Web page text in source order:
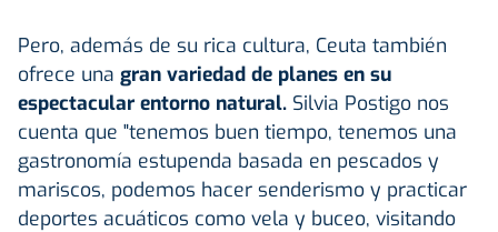
Pero, además de su rica cultura, Ceuta también
ofrece una gran variedad de planes en su
espectacular entorno natural. Silvia Postigo nos
cuenta que "tenemos buen tiempo, tenemos una
gastronomía estupenda basada en pescados y
mariscos, podemos hacer senderismo y practicar
deportes acuáticos como vela y buceo, visitando